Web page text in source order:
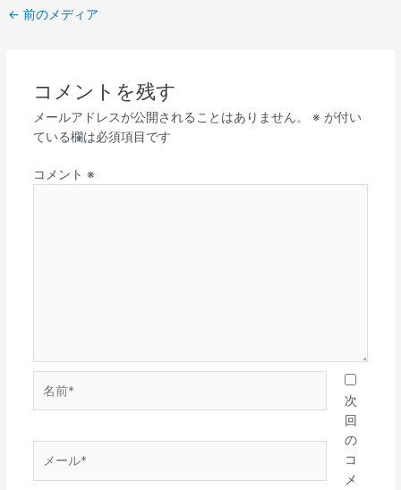
← 前のメディア
コメントを残す
メールアドレスが公開されることはありません。 ※ が付い
ている欄は必須項目です
コメント ※
ー
次
回
の
コ
メ